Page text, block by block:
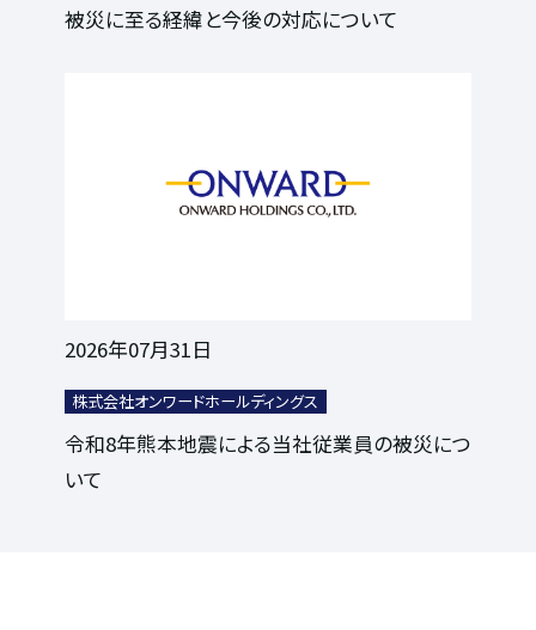
被災に至る経緯と今後の対応について
2026年07月31日
株式会社オンワードホールディングス
令和8年熊本地震による当社従業員の被災につ
いて